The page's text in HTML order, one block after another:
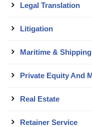
Legal Translation
Litigation
Maritime & Shipping
Private Equity And
Real Estate
Retainer Service